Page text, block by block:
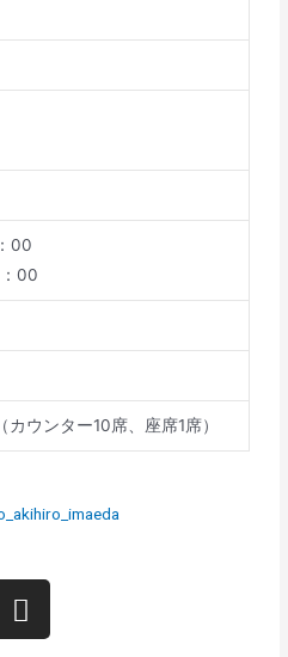
00
00
ウンター10席、座席1席）